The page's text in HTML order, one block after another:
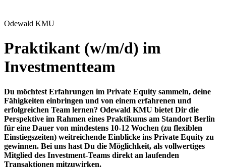
Odewald KMU
Praktikant (w/m/d) im
Investmentteam
Du möchtest Erfahrungen im Private Equity sammeln, deine
Fähigkeiten einbringen und von einem erfahrenen und
erfolgreichen Team lernen? Odewald KMU bietet Dir die
Perspektive im Rahmen eines Praktikums am Standort Berlin
für eine Dauer von mindestens 10-12 Wochen (zu flexiblen
Einstiegszeiten) weitreichende Einblicke ins Private Equity zu
gewinnen. Bei uns hast Du die Möglichkeit, als vollwertiges
Mitglied des Investment-Teams direkt an laufenden
Transaktionen mitzuwirken.